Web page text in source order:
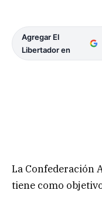
Agregar El
Libertador en
La Confederación
tiene como